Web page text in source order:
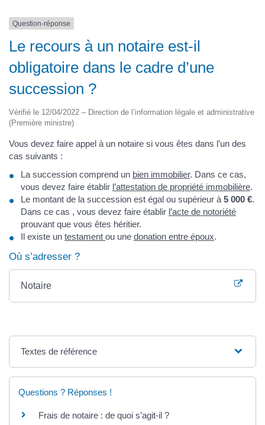
Question-réponse
Le recours à un notaire est-il
obligatoire dans le cadre d’une
succession ?
Vérifié le 12/04/2022 – Direction de l’information légale et administrative
(Première ministre)
Vous devez faire appel à un notaire si vous êtes dans l’un des
cas suivants :
La succession comprend un bien immobilier. Dans ce cas,
vous devez faire établir l’attestation de propriété immobilière.
Le montant de la succession est égal ou supérieur à5 000 €.
Dans ce cas , vous devez faire établir l’acte de notoriété
prouvant que vous êtes héritier.
Il existe un testament ou une donation entre époux.
Où s’adresser ?
Notaire
Textes de référence
Questions ? Réponses !
Frais de notaire : de quoi s’agit-il ?